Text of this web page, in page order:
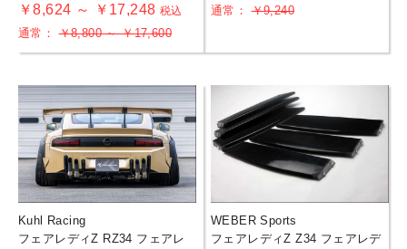
￥8,624 ～ ￥17,248 税込
通常：￥8,800 ～ ￥17,600
通常：￥9,240
Kuhl Racing
フェアレディZ RZ34 フェアレ
WEBER Sports
フェアレディZ Z34 フェアレデ